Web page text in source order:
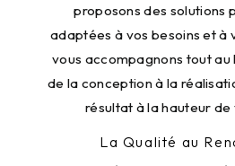
proposons des solutions
adaptées à vos besoins et à
vous accompagnons tout au
de la conception à la
résultat à la hauteur
La Qualité au